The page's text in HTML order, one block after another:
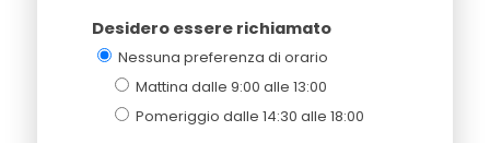
Desidero essere richiamato
Nessuna preferenza di orario
Mattina dalle 9:00 alle 13:00
Pomeriggio dalle 14:30 alle 18:00